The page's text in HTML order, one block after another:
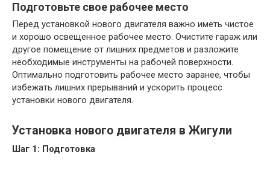
Подготовьте свое рабочее место
Перед установкой нового двигателя важно иметь чистое
и хорошо освещенное рабочее место. Очистите гараж или
другое помещение от лишних предметов и разложите
необходимые инструменты на рабочей поверхности.
Оптимально подготовить рабочее место заранее, чтобы
избежать лишних прерываний и ускорить процесс
установки нового двигателя.
Установка нового двигателя в Жигули
Шаг 1: Подготовка